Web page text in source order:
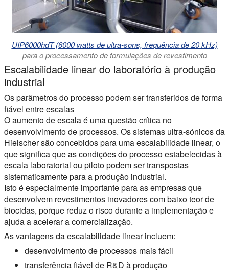
UIP6000hdT (6000 watts de ultra-sons, frequência de 20 kHz)
para o processamento de formulações de revestimento
Escalabilidade linear do laboratório à produção
industrial
Os parâmetros do processo podem ser transferidos de forma
fiável entre escalas
O aumento de escala é uma questão crítica no
desenvolvimento de processos. Os sistemas ultra-sónicos da
Hielscher são concebidos para uma escalabilidade linear, o
que significa que as condições do processo estabelecidas à
escala laboratorial ou piloto podem ser transpostas
sistematicamente para a produção industrial.
Isto é especialmente importante para as empresas que
desenvolvem revestimentos inovadores com baixo teor de
biocidas, porque reduz o risco durante a implementação e
ajuda a acelerar a comercialização.
As vantagens da escalabilidade linear incluem:
desenvolvimento de processos mais fácil
transferência fiável de R&D à produção